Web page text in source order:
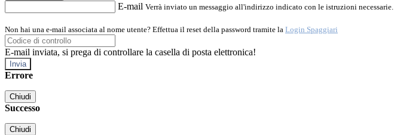
E-mail Verrà inviato un messaggio all'indirizzo indicato con le istruzioni necessarie.
Non hai una e-mail associata al nome utente? Effettua il reset della password tramite la Login Spaggiari
E-mail inviata, si prega di controllare la casella di posta elettronica!
Errore
Chiudi
Successo
Chiudi